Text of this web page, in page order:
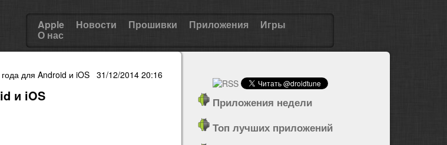
Apple Новости Прошивки Приложения Игры
О нас
для Android и iOS 31/12/2014 20:16
и iOS
Приложения недели
Топ лучших приложений